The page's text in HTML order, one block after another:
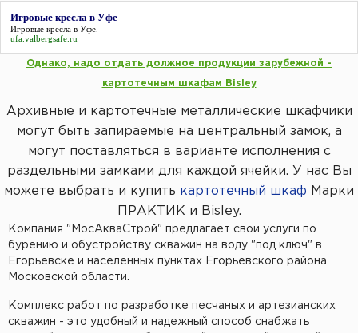
Игровые кресла в Уфе
Игровые кресла в Уфе
ufa.valbergsafe.ru
Однако, надо отдать должное продукции зарубежной -
картотечным шкафам Bisley
Архивные и картотечные металлические шкафчики
могут быть запираемые на центральный замок, а
могут поставляться в варианте исполнения с
раздельными замками для каждой ячейки. У нас Вы
можете выбрать и купить картотечный шкаф Марки
ПРАКТИК и Bisley.
Компания "МосАкваСтрой" предлагает свои услуги по
бурению и обустройству скважин на воду "под ключ" в
Егорьевске и населенных пунктах Егорьевского района
Московской области.
Комплекс работ по разработке песчаных и артезианских
скважин - это удобный и надежный способ снабжать